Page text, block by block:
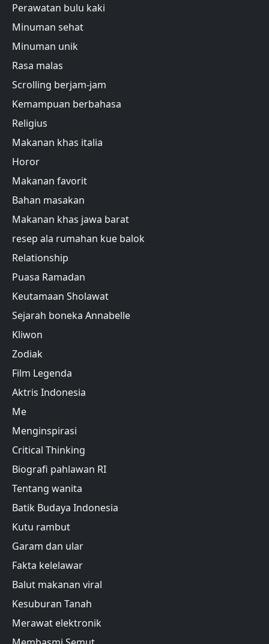
Perawatan bulu kaki
Minuman sehat
Minuman unik
Rasa malas
Scrolling berjam-jam
Kemampuan berbahasa
Religius
Makanan khas italia
Horor
Makanan favorit
Bahan masakan
Makanan khas jawa barat
resep ala rumahan kue balok
Relationship
Puasa Ramadan
Keutamaan Sholawat
Sejarah boneka Annabelle
Kliwon
Zodiak
Film Legenda
Aktris Indonesia
Me
Menginspirasi
Critical Thinking
Biografi pahlawan RI
Tentang wanita
Batik Budaya Indonesia
Kutu rambut
Garam dan ular
Fakta kelelawar
Balut makanan viral
Kesuburan Tanah
Merawat elektronik